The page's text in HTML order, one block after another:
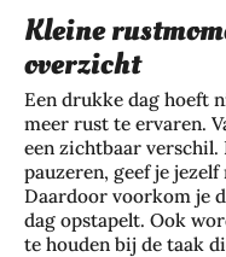
Kleine
overzicht
Een drukke dag hoeft
meer rust te ervaren.
een zichtbaar
pauzeren, geef je
Daardoor voorkom je
dag opstapelt. Ook
te houden bij de taak